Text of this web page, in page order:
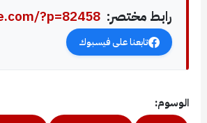
رابط مختصر: ?p=82458
تابعنا على فيسبوك
الوسوم: